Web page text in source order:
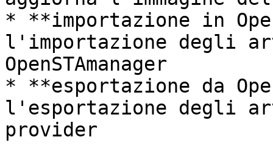
* **importazione in
l'importazione degli
OpenSTAmanager
* **esportazione da
l'esportazione degli
provider